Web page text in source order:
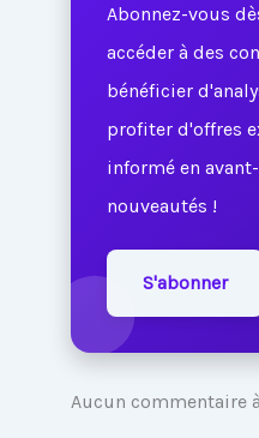
Abonnez-vous
accéder à des
bénéficier
profiter d'offres
informé en
nouveautés !
S'abonner
Aucun commentaire